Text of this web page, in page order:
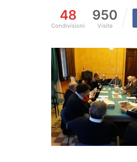
48
Condivisioni
950
Visite